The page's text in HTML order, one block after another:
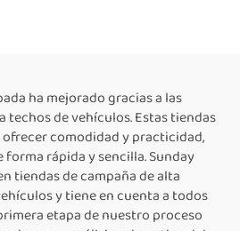
ha mejorado gracias a las
techos de vehículos. Estas tiendas
comodidad y practicidad,
rápida y sencilla. Sunday
tiendas de campaña de alta
y tiene en cuenta a todos
etapa de nuestro proceso